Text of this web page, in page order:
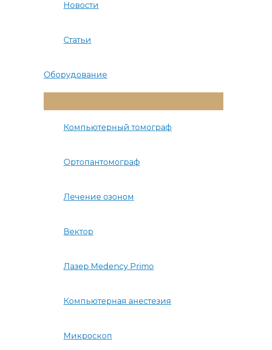
Новости
Статьи
Оборудование
Меню
Компьютерный томограф
Ортопантомограф
Лечение озоном
Вектор
Лазер Medency Primo
Компьютерная анестезия
Микроскоп